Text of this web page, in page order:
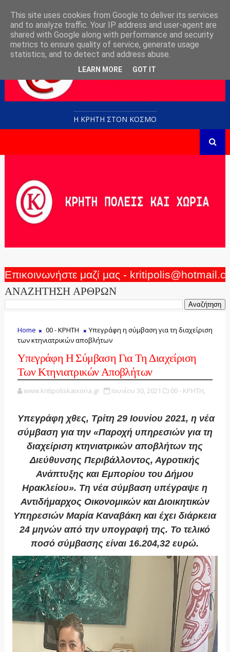
Η ΚΡΗΤΗ ΣΤΟN KOΣΜΟ
Επικοινωνήστε μαζί μας -
ΑΝΑΖΗΤΗΣΗ ΑΡΘΡΩΝ
Home 00 - ΚΡΗΤΗ
Υπεγράφη η σύμβαση για τη διαχείριση
των κτηνιατρικών αποβλήτων
Υπεγράφη Η Σύμβαση Για Τη Διαχείριση
Των Κτηνιατρικών Αποβλήτων
www.kritipoliskaixoria.gr Ιουνίου 30, 2021 00 - ΚΡΗΤΗ,
Υπεγράφη χθες, Τρίτη 29 Ιουνίου 2021, η νέα
σύμβαση για την «Παροχή υπηρεσιών για τη
διαχείριση κτηνιατρικών αποβλήτων της
Διεύθυνσης Περιβάλλοντος, Αγροτικής
Ανάπτυξης και Εμπορίου του Δήμου
Ηρακλείου». Τη νέα σύμβαση υπέγραψε η
Αντιδήμαρχος Οικονομικών και Διοικητικών
Υπηρεσιών Μαρία Καναβάκη και έχει διάρκεια
24 μηνών από την υπογραφή της. Το τελικό
ποσό σύμβασης είναι 16.204,32 ευρώ.
This site uses cookies from Google to deliver its services
and to analyze traffic. Your IP address and user-agent are
shared with Google along with performance and security
metrics to ensure quality of service, generate usage
statistics, and to detect and address abuse.
LEARN MORE GOT IT